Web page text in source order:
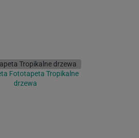
Fototapeta Tropikalne
drzewa